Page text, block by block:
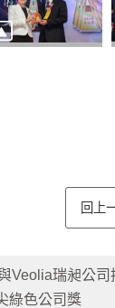
回上
Veolia瑞昶公
綠色公司獎